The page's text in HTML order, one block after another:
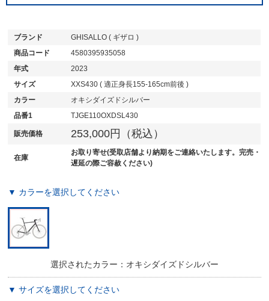
ブランド
GHISALLO ( ギザロ )
商品コード
4580395935058
年式
2023
サイズ
XXS430 ( 適正身長155-165cm前後 )
カラー
オキシダイズドシルバー
品番1
TJGE110OXDSL430
販売価格 253,000円（税込）
在庫
お取り寄せ(受取店舗より納期をご連絡いたします。完売・
遅延の際ご容赦ください)
▼ カラーを選択してください
選択されたカラー：オキシダイズドシルバー
▼ サイズを選択してください